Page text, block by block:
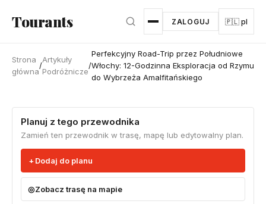
Tourants ZALOGUJ 🇵🇱 pl
Strona
główna
/
Artykuły
Podróżnicze
/
Perfekcyjny Road-Trip przez Południowe
Włochy: 12-Godzinna Eksploracja od Rzymu
do Wybrzeża Amalfitańskiego
Planuj z tego przewodnika
Zamień ten przewodnik w trasę, mapę lub edytowalny plan.
Dodaj do planu
Zobacz trasę na mapie